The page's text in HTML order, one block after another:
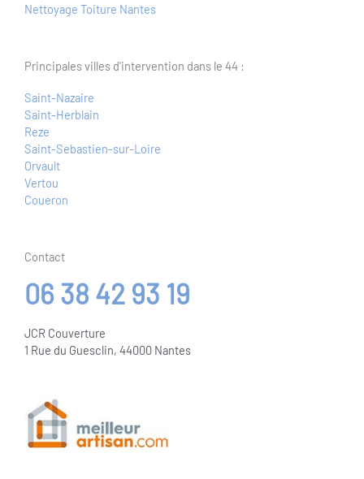
Nettoyage Toiture Nantes
Principales villes d'intervention dans le 44 :
Saint-Nazaire
Saint-Herblain
Reze
Saint-Sebastien-sur-Loire
Orvault
Vertou
Coueron
Contact
06 38 42 93 19
JCR Couverture
1 Rue du Guesclin, 44000 Nantes